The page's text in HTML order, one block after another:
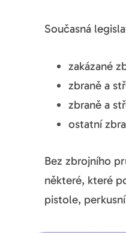
Současná
zakázané
zbraně a
zbraně a
ostatní
Bez zbrojního
některé, které
pistole,